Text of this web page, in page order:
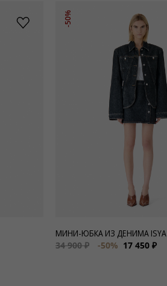
-50%
МИНИ-ЮБКА ИЗ ДЕНИМА ISYA
34 900 ₽
-50% 17 450 ₽